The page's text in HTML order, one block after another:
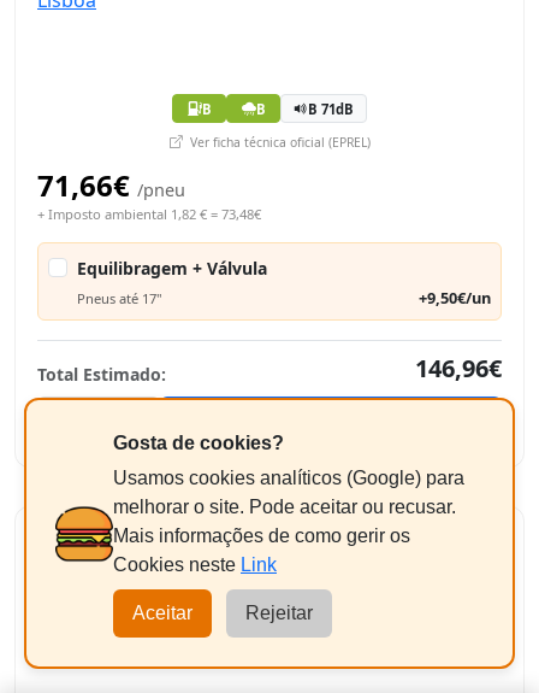
B B B 71dB
Ver ficha técnica oficial (EPREL)
71,66€ /pneu
+ Imposto ambiental 1,82 € = 73,48€
Equilibragem + Válvula
Pneus até 17" +9,50€/un
Total Estimado:
146,96€
MABOR SPORT-JET 5
215/40R17 87Y
Gosta de cookies?
Usamos cookies analíticos (Google) para
melhorar o site. Pode aceitar ou recusar.
Mais informações de como gerir os
Cookies neste Link
Aceitar Rejeitar